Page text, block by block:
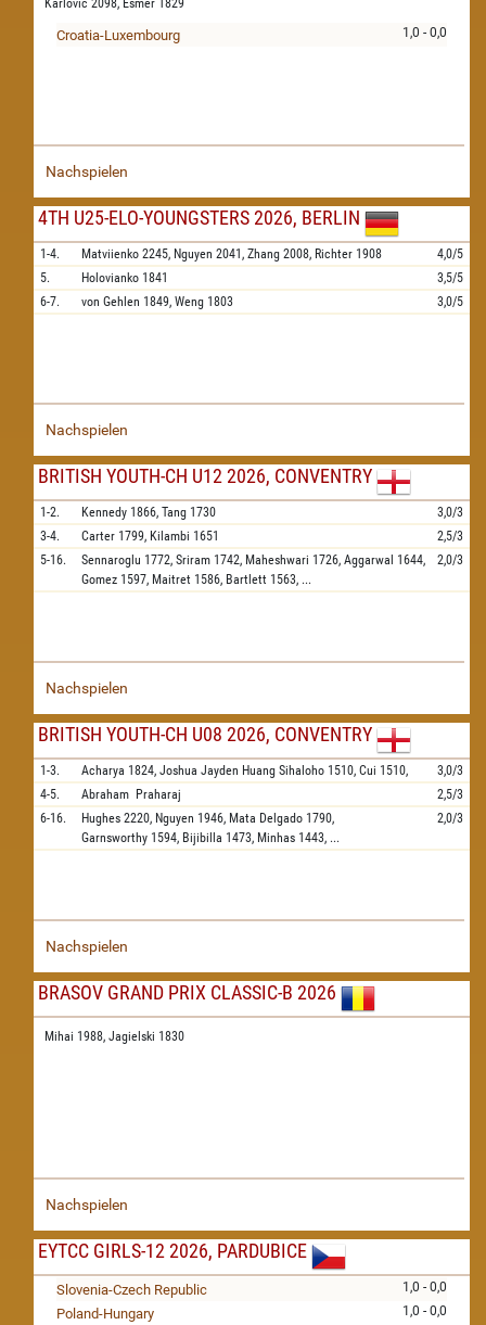
Karlovic 2098, Esmer 1829
1,0 - 0,0
Croatia-Luxembourg
Nachspielen
4TH U25-ELO-YOUNGSTERS 2026, BERLIN
1-4. Matviienko 2245, Nguyen 2041, Zhang 2008, Richter 1908
4,0/5
5.
Holovianko 1841
3,5/5
6-7.
von Gehlen 1849, Weng 1803 3,0/5
Nachspielen
BRITISH YOUTH-CH U12 2026, CONVENTRY
1-2. Kennedy 1866, Tang 1730
3,0/3
3-4.
Carter 1799, Kilambi 1651
2,5/3
5-16.
Sennaroglu 1772, Sriram 1742, Maheshwari 1726, Aggarwal 1644,
Gomez 1597, Maitret 1586, Bartlett 1563, ...
2,0/3
Nachspielen
BRITISH YOUTH-CH U08 2026, CONVENTRY
1-3. Acharya 1824, Joshua Jayden Huang Sihaloho 1510, Cui 1510,
3,0/3
4-5.
Abraham Praharaj
2,5/3
6-16.
Hughes 2220, Nguyen 1946, Mata Delgado 1790,
Garnsworthy 1594, Bijibilla 1473, Minhas 1443, ...
2,0/3
Nachspielen
BRASOV GRAND PRIX CLASSIC-B 2026
Mihai 1988, Jagielski 1830
Nachspielen
EYTCC GIRLS-12 2026, PARDUBICE
1,0 - 0,0
Slovenia-Czech Republic
1,0 - 0,0
Poland-Hungary